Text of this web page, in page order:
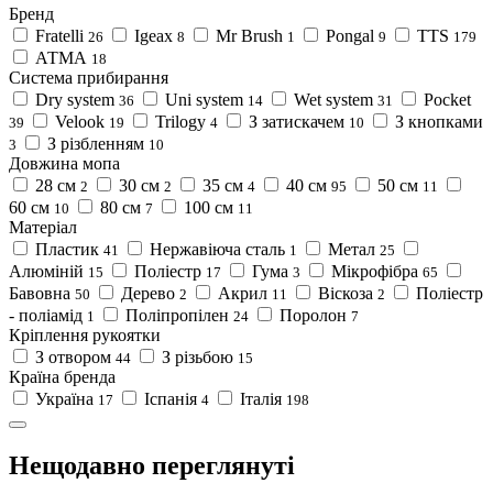
Бренд
Fratelli 26 Igeax 8 Mr Brush 1 Pongal 9 TTS 179
АТМА 18
Система прибирання
Dry system 36 Uni system 14 Wet system 31 Pocket
39 Velook 19 Trilogy 4 З затискачем 10 З кнопками
3 З різбленням 10
Довжина мопа
28 см 2 30 см 2 35 см 4 40 см 95 50 см 11
60 см 10 80 см 7 100 см 11
Матеріал
Пластик 41 Нержавіюча сталь 1 Метал 25
Алюміній 15 Поліестр 17 Гума 3 Мікрофібра 65
Бавовна 50 Дерево 2 Акрил 11 Віскоза 2
Поліестр
- поліамід 1 Поліпропілен 24 Поролон 7
Кріплення рукоятки
З отвором 44 З різьбою 15
Країна бренда
Україна 17 Іспанія 4 Італія 198
Нещодавно переглянуті